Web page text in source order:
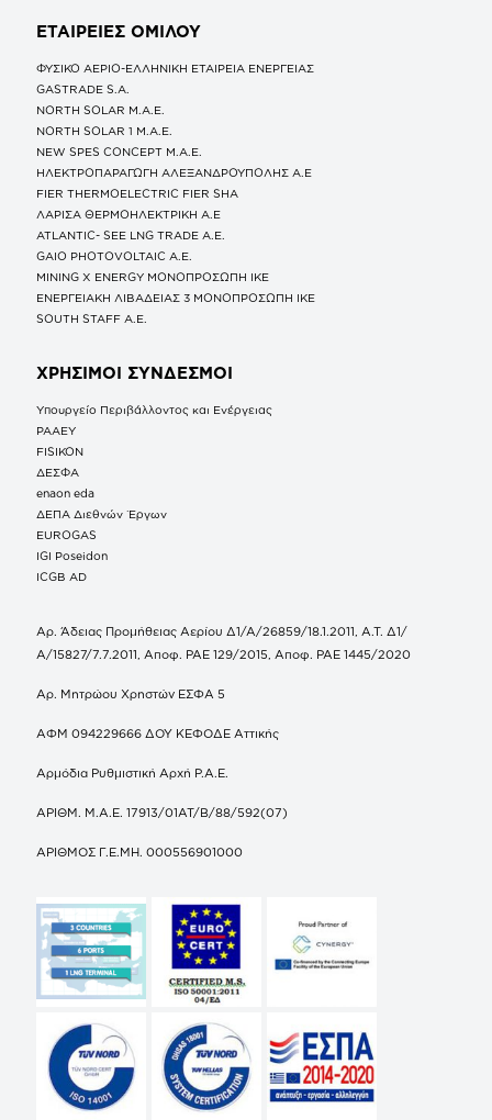
ΕΤΑΙΡΕΙΕΣ ΟΜΙΛΟΥ
ΦΥΣΙΚΟ ΑΕΡΙΟ-ΕΛΛΗΝΙΚΗ ΕΤΑΙΡΕΙΑ ΕΝΕΡΓΕΙΑΣ
GASTRADE S.A.
NORTH SOLAR M.Α.Ε.
NORTH SOLAR 1 M.Α.Ε.
NEW SPES CONCEPT Μ.Α.Ε.
ΗΛΕΚΤΡΟΠΑΡΑΓΩΓΗ ΑΛΕΞΑΝΔΡΟΥΠΟΛΗΣ A.E
FIER THERMOELECTRIC FIER SHA
ΛΑΡΙΣΑ ΘΕΡΜΟΗΛΕΚΤΡΙΚΗ A.E
ATLANTIC- SEE LNG TRADE A.E.
GAIO PHOTOVOLTAIC Α.Ε.
MINING X ENERGY ΜΟΝΟΠΡΟΣΩΠΗ ΙΚΕ
ΕΝΕΡΓΕΙΑΚΗ ΛΙΒΑΔΕΙΑΣ 3 ΜΟΝΟΠΡΟΣΩΠΗ ΙΚΕ
SOUTH STAFF Α.Ε.
ΧΡΗΣΙΜΟΙ ΣΥΝΔΕΣΜΟΙ
Υπουργείο Περιβάλλοντος και Ενέργειας
ΡΑΑΕΥ
FISIKON
ΔΕΣΦΑ
enaon eda
ΔΕΠΑ Διεθνών Έργων
EUROGAS
IGI Poseidon
ICGB AD
Αρ. Άδειας Προμήθειας Αερίου Δ1/Α/26859/18.1.2011, Α.Τ. Δ1/
Α/15827/7.7.2011, Αποφ. ΡΑΕ 129/2015, Αποφ. ΡΑΕ 1445/2020
Αρ. Μητρώου Χρηστών ΕΣΦΑ 5
ΑΦΜ 094229666 ΔΟΥ ΚΕΦΟΔΕ Αττικής
Αρμόδια Ρυθμιστική Αρχή Ρ.Α.Ε.
ΑΡΙΘΜ. Μ.Α.Ε. 17913/01ΑΤ/Β/88/592(07)
ΑΡΙΘΜΟΣ Γ.Ε.ΜΗ. 000556901000